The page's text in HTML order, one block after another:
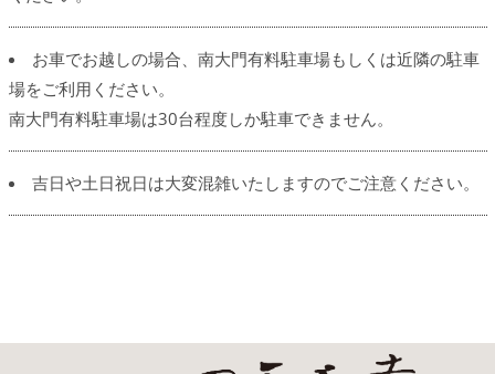
お車でお越しの場合、南大門有料駐車場もしくは近隣の駐車
場をご利用ください。
南大門有料駐車場は30台程度しか駐車できません。
吉日や土日祝日は大変混雑いたしますのでご注意ください。